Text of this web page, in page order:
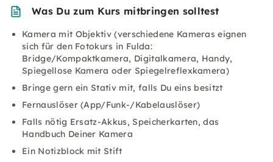
Was Du zum Kurs mitbringen solltest
Kamera mit Objektiv (verschiedene Kameras eignen
sich für den Fotokurs in Fulda:
Bridge/Kompaktkamera, Digitalkamera, Handy,
Spiegellose Kamera oder Spiegelreflexkamera)
Bringe gern ein Stativ mit, falls Du eins besitzt
Fernauslöser (App/Funk-/Kabelauslöser)
Falls nötig Ersatz-Akkus, Speicherkarten, das
Handbuch Deiner Kamera
Ein Notizblock mit Stift